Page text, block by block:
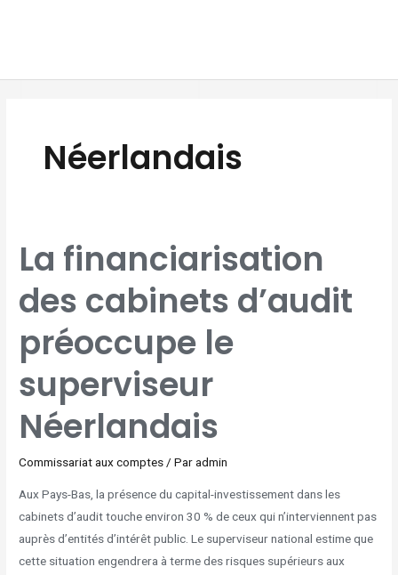
Néerlandais
La financiarisation
des cabinets d’audit
préoccupe le
superviseur
Néerlandais
Commissariat aux comptes/ Paradmin
Aux Pays-Bas, la présence du capital-investissement dans les
cabinets d’audit touche environ 30 % de ceux qui n’interviennent pas
auprès d’entités d’intérêt public. Le superviseur national estime que
cette situation engendrera à terme des risques supérieurs aux
FINANCIARISATION
DES
CABINETS
LE
SUPERVISEUR
NÉERLANDAIS